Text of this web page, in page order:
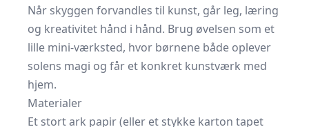
Når skyggen forvandles til kunst, går leg, læring
og kreativitet hånd i hånd. Brug øvelsen som et
lille mini-værksted, hvor børnene både oplever
solens magi og får et konkret kunstværk med
hjem.
Materialer
Et stort ark papir (eller et stykke karton tapet